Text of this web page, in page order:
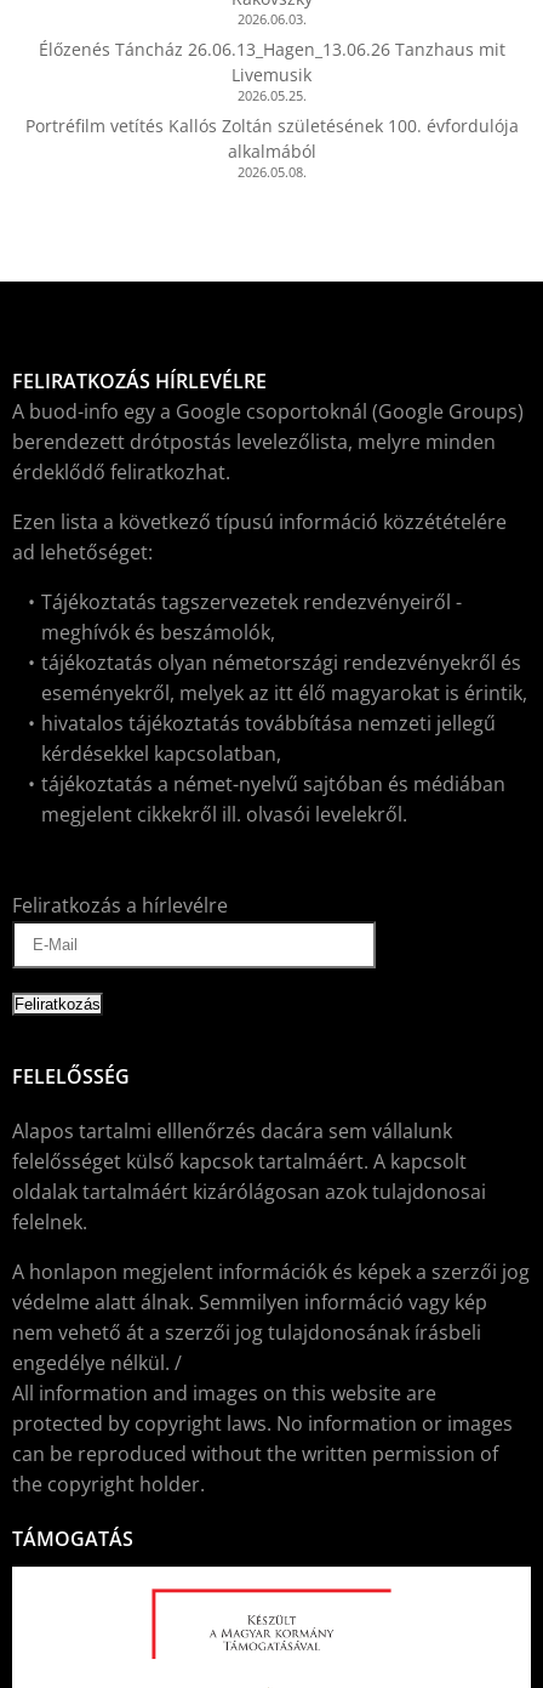
2026.06.03.
Élőzenés Táncház 26.06.13_Hagen_13.06.26 Tanzhaus mit
Livemusik
2026.05.25.
Portréfilm vetítés Kallós Zoltán születésének 100. évfordulója
alkalmából
2026.05.08.
FELIRATKOZÁS HÍRLEVÉLRE
A buod-info egy a Google csoportoknál (Google Groups)
berendezett drótpostás levelezőlista, melyre minden
érdeklődő feliratkozhat.
Ezen lista a következő típusú információ közzétételére
ad lehetőséget:
Tájékoztatás tagszervezetek rendezvényeiről -
meghívók és beszámolók,
tájékoztatás olyan németországi rendezvényekről és
eseményekről, melyek az itt élő magyarokat is érintik,
hivatalos tájékoztatás továbbítása nemzeti jellegű
kérdésekkel kapcsolatban,
tájékoztatás a német-nyelvű sajtóban és médiában
megjelent cikkekről ill. olvasói levelekről.
Feliratkozás a hírlevélre
FELELŐSSÉG
Alapos tartalmi elllenőrzés dacára sem vállalunk
felelősséget külső kapcsok tartalmáért. A kapcsolt
oldalak tartalmáért kizárólágosan azok tulajdonosai
felelnek.
A honlapon megjelent információk és képek a szerzői jog
védelme alatt álnak. Semmilyen információ vagy kép
nem vehető át a szerzői jog tulajdonosának írásbeli
engedélye nélkül. /
All information and images on this website are
protected by copyright laws. No information or images
can be reproduced without the written permission of
the copyright holder.
TÁMOGATÁS